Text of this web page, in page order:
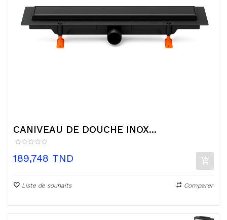
CANIVEAU DE DOUCHE INOX...
Prix
189,748 TND
Liste de souhaits Comparer